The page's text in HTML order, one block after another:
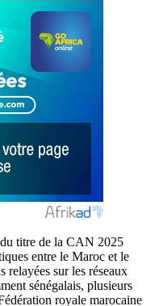
titre de la CAN 2025
entre le Maroc et le
relayées sur les réseaux
sénégalais, plusieurs
royale marocaine